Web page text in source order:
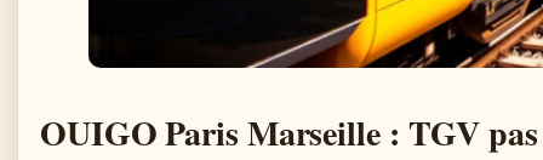
OUIGO Paris Marseille : TGV